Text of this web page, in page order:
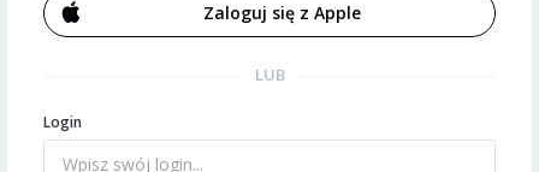
Zaloguj się z Apple
LUB
Login